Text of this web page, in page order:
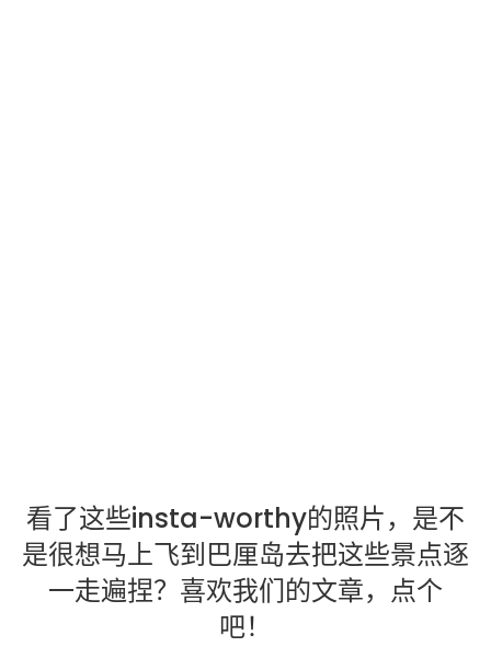
看了这些insta-worthy的照片，是不
是很想马上飞到巴厘岛去把这些景点逐
一走遍捏？喜欢我们的文章，点个
吧！